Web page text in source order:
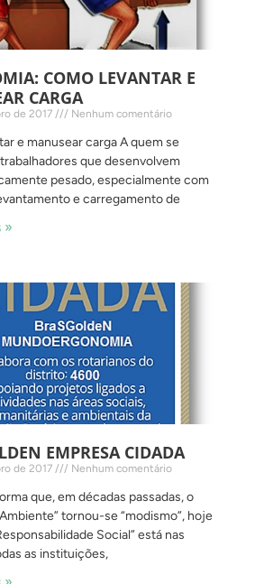
COMO LEVANTAR E
CARGA
de 2017 Nenhum comentário
e manusear carga A quem se
trabalhadores que desenvolvem
pesado, especialmente com
e carregamento de
»
EMPRESA CIDADA
de 2017 Nenhum comentário
que, em décadas passadas, o
tornou-se “modismo”, hoje
Social” está nas
as instituições,